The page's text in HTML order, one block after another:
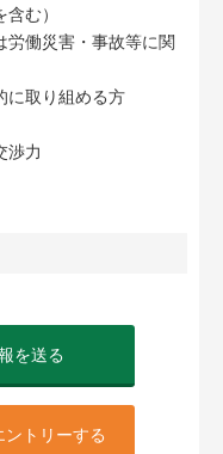
む）
労働災害・事故等に関
に取り組める方
渉力
を送る
トリーする